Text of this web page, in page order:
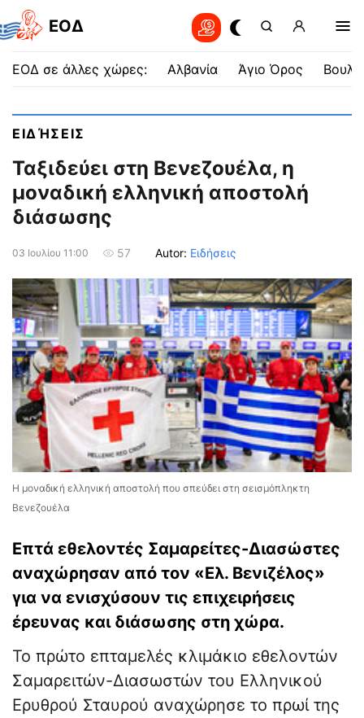
EOΔ
ΕΟΔ σε άλλες χώρες: Αλβανία Άγιο Όρος
ΕΙΔΉΣΕΙΣ
Ταξιδεύει στη Βενεζουέλα, η
μοναδική ελληνική αποστολή
διάσωσης
03 Ιουλίου 11:00 57 Autor: Ειδήσεις
Η μοναδική ελληνική αποστολή που σπεύδει στη σεισμόπληκτη
Βενεζουέλα
Επτά εθελοντές Σαμαρείτες-Διασώστες
αναχώρησαν από τον «Ελ. Βενιζέλος»
για να ενισχύσουν τις επιχειρήσεις
έρευνας και διάσωσης στη χώρα.
Το πρώτο επταμελές κλιμάκιο εθελοντών
Σαμαρειτών-Διασωστών του Ελληνικού
Ερυθρού Σταυρού αναχώρησε το πρωί της